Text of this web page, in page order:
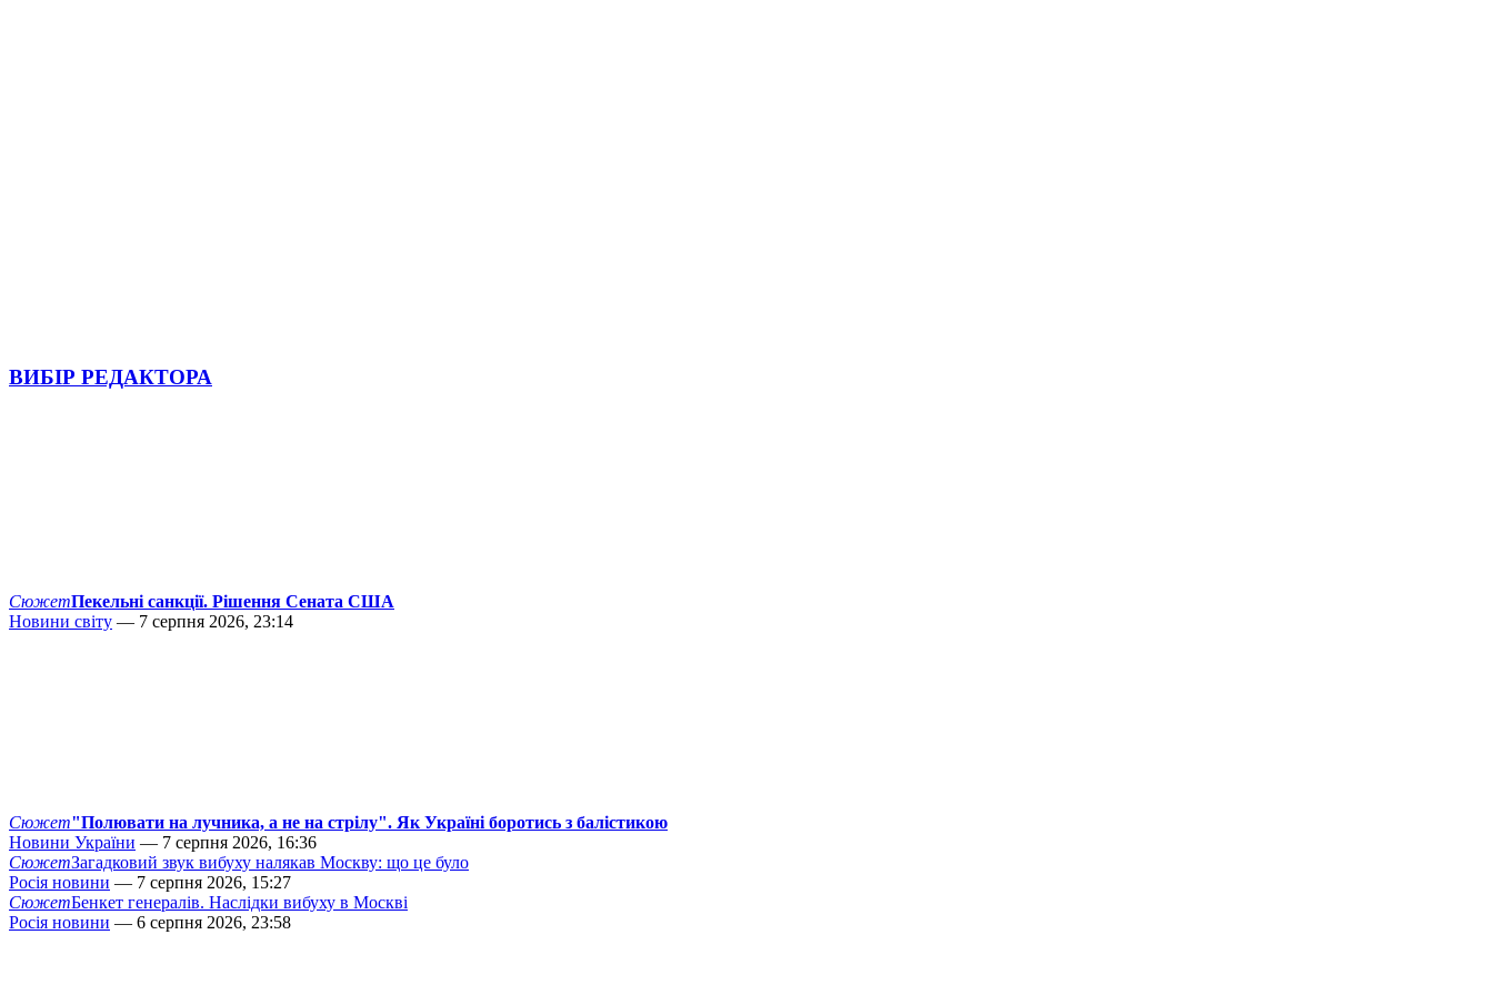
ВИБІР РЕДАКТОРА
СюжетПекельні санкції. Рішення Сената США
Новини світу — 7 серпня 2026, 23:14
Сюжет"Полювати на лучника, а не на стрілу". Як Україні боротись з балістикою
Новини України — 7 серпня 2026, 16:36
СюжетЗагадковий звук вибуху налякав Москву: що це було
Росія новини — 7 серпня 2026, 15:27
СюжетБенкет генералів. Наслідки вибуху в Москві
Росія новини — 6 серпня 2026, 23:58